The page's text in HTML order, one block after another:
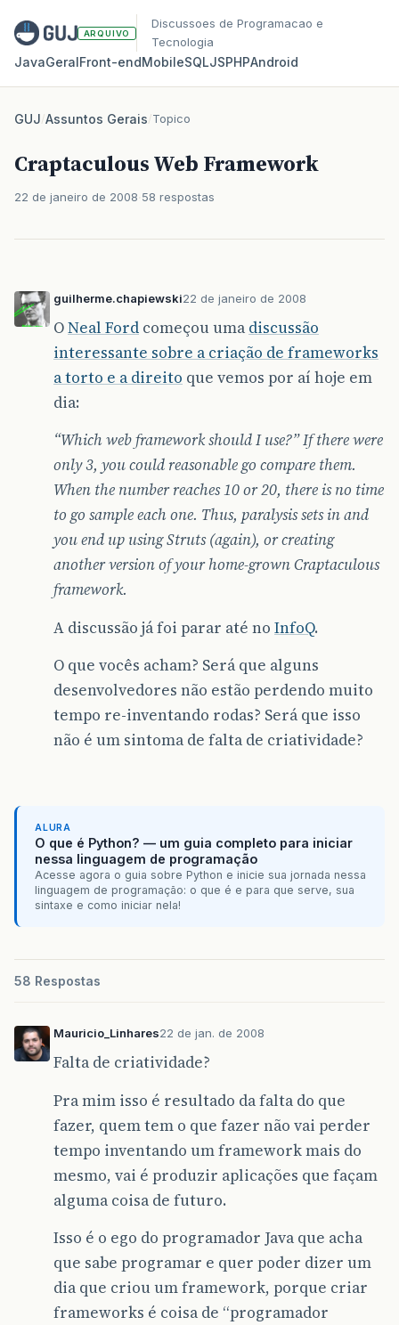
ARQUIVO
Discussoes de Programacao e
Tecnologia
JavaGeralFront‑endMobileSQLJSPHPAndroid
GUJ/Assuntos Gerais/Topico
Craptaculous Web Framework
22 de janeiro de 2008 58 respostas
guilherme.chapiewski22 de janeiro de 2008
ONeal Ford começou uma discussão
interessante sobre a criação de frameworks
a torto e a direito que vemos por aí hoje em
dia:
“Which web framework should I use?” If there were
only 3, you could reasonable go compare them.
When the number reaches 10 or 20, there is no time
to go sample each one. Thus, paralysis sets in and
you end up using Struts (again), or creating
another version of your home-grown Craptaculous
framework.
A discussão já foi parar até no InfoQ.
O que vocês acham? Será que alguns
desenvolvedores não estão perdendo muito
tempo re-inventando rodas? Será que isso
não é um sintoma de falta de criatividade?
ALURA
O que é Python? — um guia completo para iniciar
nessa linguagem de programação
Acesse agora o guia sobre Python e inicie sua jornada nessa
linguagem de programação: o que é e para que serve, sua
sintaxe e como iniciar nela!
58 Respostas
Mauricio_Linhares22 de jan. de 2008
Falta de criatividade?
Pra mim isso é resultado da falta do que
fazer, quem tem o que fazer não vai perder
tempo inventando um framework mais do
mesmo, vai é produzir aplicações que façam
alguma coisa de futuro.
Isso é o ego do programador Java que acha
que sabe programar e quer poder dizer um
dia que criou um framework, porque criar
frameworks é coisa de “programador